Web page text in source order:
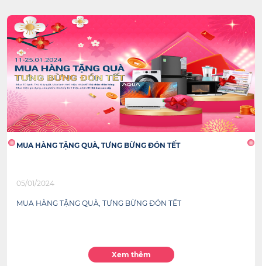
MUA HÀNG TẶNG QUÀ, TƯNG BỪNG ĐÓN TẾT
05/01/2024
MUA HÀNG TẶNG QUÀ, TƯNG BỪNG ĐÓN TẾT
Xem thêm